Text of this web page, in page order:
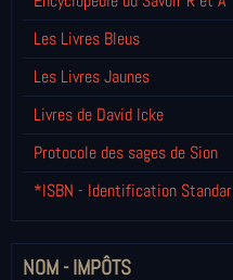
Les Livres Bleus
Les Livres Jaunes
Livres de David Icke
Protocole des sages de Sion
*ISBN - Identification Standar
NOM - IMPÔTS